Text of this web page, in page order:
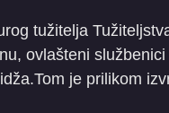
tužitelja
ovlašteni
je prilikom